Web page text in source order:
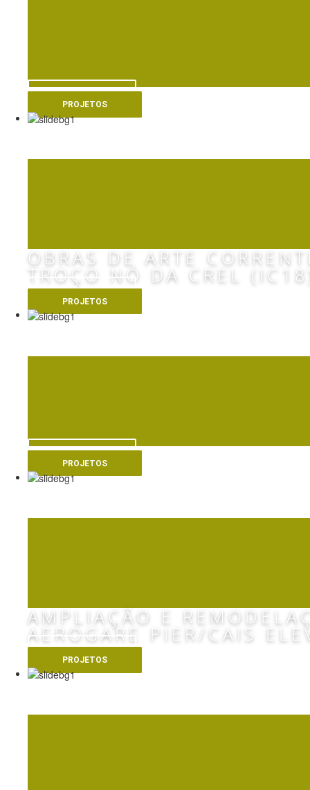
VER MAIS
PROJETOS
OBRAS DE ARTE
TROÇO NÓ DA CREL
VER MAIS
PROJETOS
VER MAIS
PROJETOS
AMPLIAÇÃO E
AEROGARE PIER/CAIS
VER MAIS
PROJETOS